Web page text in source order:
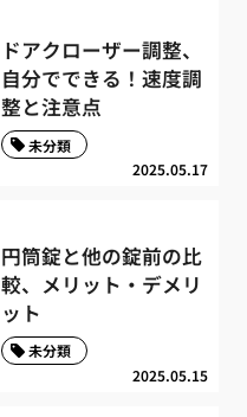
ドアクローザー調整、
自分でできる！速度調
整と注意点
2025.05.17
未分類
円筒錠と他の錠前の比
較、メリット・デメリ
ット
2025.05.15
未分類